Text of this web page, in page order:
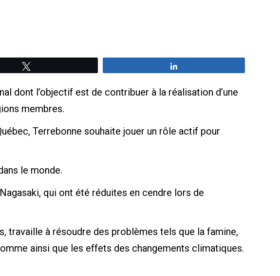
dont l’objectif est de contribuer à la réalisation d’une
membres.
Terrebonne souhaite jouer un rôle actif pour
le monde.
qui ont été réduites en cendre lors de
travaille à résoudre des problèmes tels que la famine,
ainsi que les effets des changements climatiques.